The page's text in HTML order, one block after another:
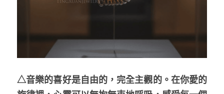
△音樂的喜好是自由的，完全主觀的。在你愛的